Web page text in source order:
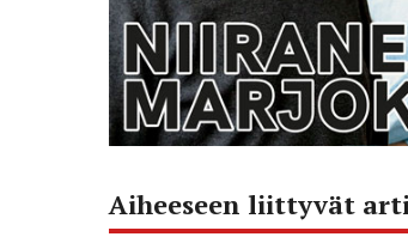
Aiheeseen liittyvät